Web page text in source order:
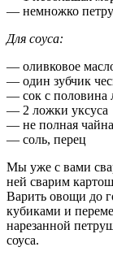
— немножко
Для соуса:
— оливковое
— один зубчик
— сок с половина
— 2 ложки уксуса
— не полная
— соль, перец
Мы уже с вами
ней сварим
Варить овощи до
кубиками и
нарезанной
соуса.